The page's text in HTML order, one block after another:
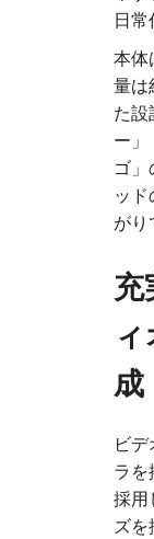
日常
本体
量は
た設
ー」
ゴ
ッ
がり
充
成
ビ
ラを
採用
ズ